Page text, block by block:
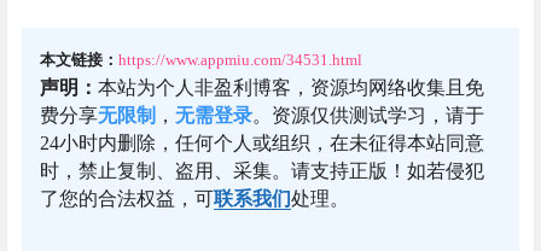
本文链接： https://www.appmiu.com/34531.html
声明： 本站为个人非盈利博客，资源均网络收集且免
费分享无限制 ， 无需登录。资源仅供测试学习，请于
24小时内删除，任何个人或组织，在未征得本站同意
时，禁止复制、盗用、采集。请支持正版！如若侵犯
了您的合法权益，可联系我们处理。